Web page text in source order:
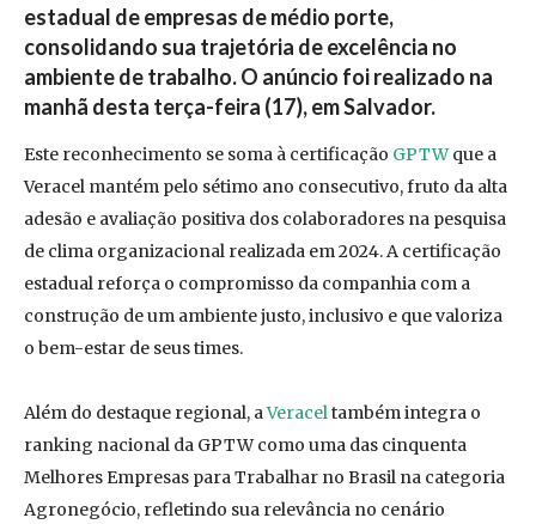
estadual de empresas de médio porte,
consolidando sua trajetória de excelência no
ambiente de trabalho. O anúncio foi realizado na
manhã desta terça-feira (17), em Salvador.
Este reconhecimento se soma à certificação GPTWque a
Veracel mantém pelo sétimo ano consecutivo, fruto da alta
adesão e avaliação positiva dos colaboradores na pesquisa
de clima organizacional realizada em 2024. A certificação
estadual reforça o compromisso da companhia com a
construção de um ambiente justo, inclusivo e que valoriza
o bem-estar de seus times.
Além do destaque regional, aVeraceltambém integra o
ranking nacional da GPTW como uma das cinquenta
Melhores Empresas para Trabalhar no Brasil na categoria
Agronegócio, refletindo sua relevância no cenário